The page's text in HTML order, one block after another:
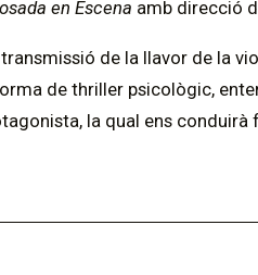
en Escena amb direcció
de la llavor de la
de thriller psicològic,
la qual ens